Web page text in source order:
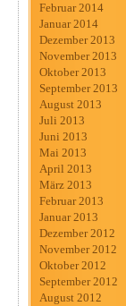
Februar 2014
Januar 2014
Dezember 2013
November 2013
Oktober 2013
September 2013
August 2013
Juli 2013
Juni 2013
Mai 2013
April 2013
März 2013
Februar 2013
Januar 2013
Dezember 2012
November 2012
Oktober 2012
September 2012
August 2012